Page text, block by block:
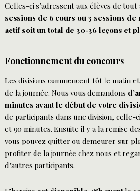
Celles-ci s’adressent aux élèves de tout
sessions de 6 cours ou 3 sessions de
actif soit un total de 30-36 leçons et
Fonctionnement du concours
Les divisions commencent tôt le matin
de la journée. Nous vous demandons
minutes avant le début de votre
de participants dans une division,
et 90 minutes. Ensuite il y a la remise
vous pouvez quitter ou demeurer sur
profiter de la journée chez nous et
d’autres participants.